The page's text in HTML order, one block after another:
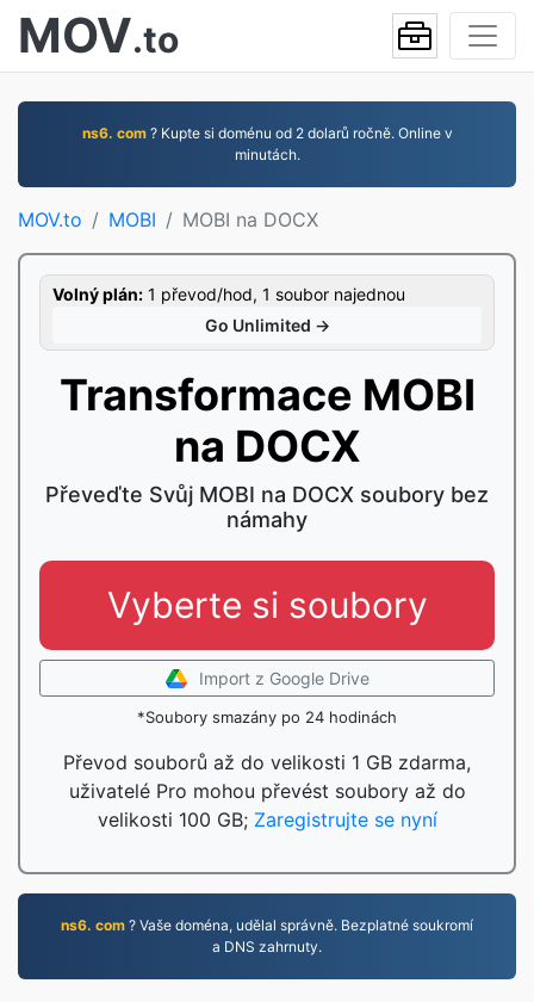
MOV.to
ns6. com? Kupte si doménu od 2 dolarů ročně. Online v
minutách.
MOV.to MOBI MOBI na DOCX
Volný plán: 1 převod/hod, 1 soubor najednou
Go Unlimited →
Transformace MOBI
na DOCX
Převeďte Svůj MOBI na DOCX soubory bez
námahy
Vyberte si soubory
Import z Google Drive
*Soubory smazány po 24 hodinách
Převod souborů až do velikosti 1 GB zdarma,
uživatelé Pro mohou převést soubory až do
velikosti 100 GB; Zaregistrujte se nyní
ns6. com ? Vaše doména, udělal správně. Bezplatné soukromí
a DNS zahrnuty.